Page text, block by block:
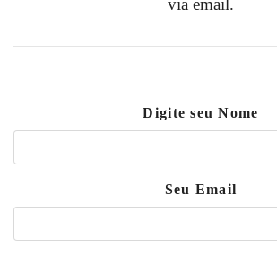
via email.
Digite seu Nome
Seu Email